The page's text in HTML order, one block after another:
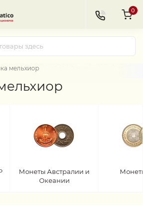
0
мельхиор
Монеты Австралии и
Океании